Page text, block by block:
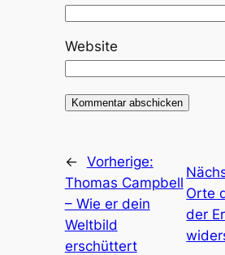
Website
← Vorherige:
Thomas Campbell
– Wie er dein
Weltbild
erschüttert
Orte
der